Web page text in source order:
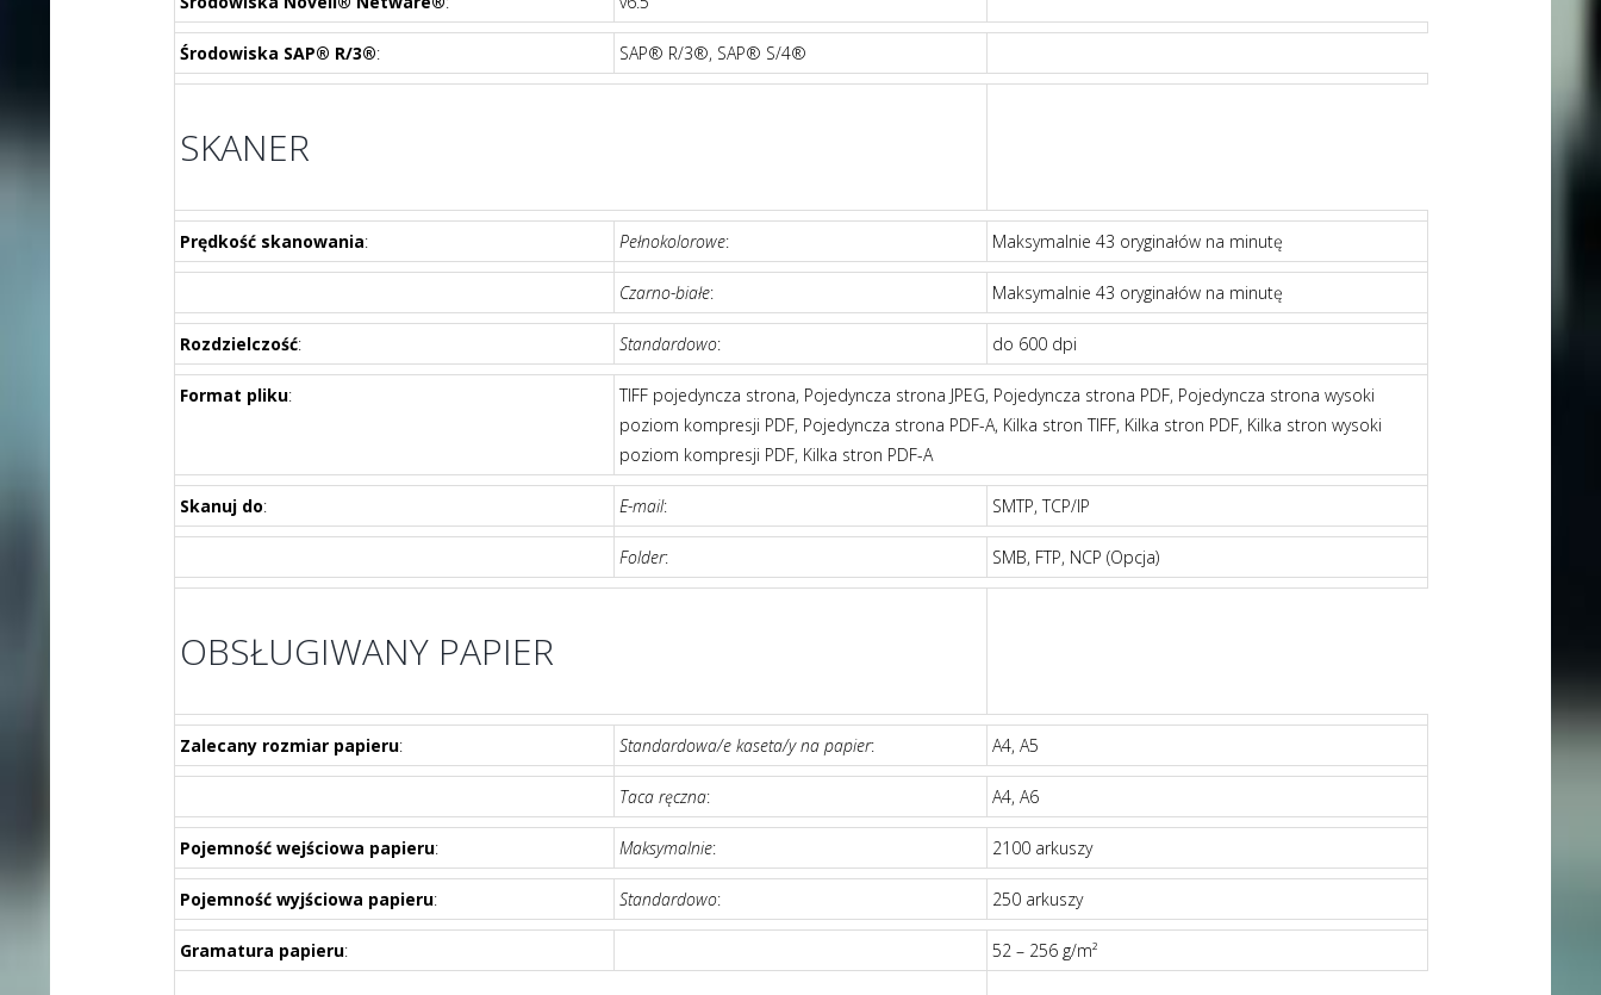
Środowiska SAP® R/3®: SAP® R/3®, SAP® S/4®
SKANER
Prędkość skanowania: Pełnokolorowe: Maksymalnie 43 oryginałów na minutę
Czarno-białe: Maksymalnie 43 oryginałów na minutę
Rozdzielczość: Standardowo: do 600 dpi
Format pliku:
TIFF pojedyncza strona, Pojedyncza strona JPEG, Pojedyncza strona PDF, Pojedyncza strona wysoki
poziom kompresji PDF, Pojedyncza strona PDF-A, Kilka stron TIFF, Kilka stron PDF, Kilka stron wysoki
poziom kompresji PDF, Kilka stron PDF-A
Skanuj do: E-mail: SMTP, TCP/IP
Folder: SMB, FTP, NCP (Opcja)
OBSŁUGIWANY PAPIER
Zalecany rozmiar papieru: Standardowa/e kaseta/y na papier: A4, A5
Taca ręczna: A4, A6
Pojemność wejściowa papieru: Maksymalnie: 2100 arkuszy
Pojemność wyjściowa papieru: Standardowo: 250 arkuszy
Gramatura papieru: 52 – 256 g/m²